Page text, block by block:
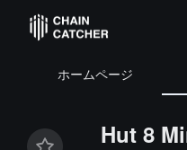
ホームページ
Hut 8